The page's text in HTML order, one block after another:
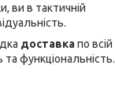
ви в тактичній
доставкапо всій
та функціональність.